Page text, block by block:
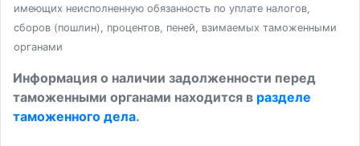
имеющих неисполненную обязанность по уплате налогов,
сборов (пошлин), процентов, пеней, взимаемых таможенными
органами
Информация о наличии задолженности перед
таможенными органами находится в разделе
таможенного дела.